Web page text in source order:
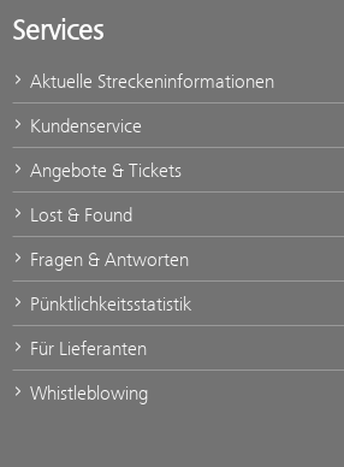
Services
Aktuelle Streckeninformationen
Kundenservice
Angebote & Tickets
Lost & Found
Fragen & Antworten
Pünktlichkeitsstatistik
Für Lieferanten
Whistleblowing